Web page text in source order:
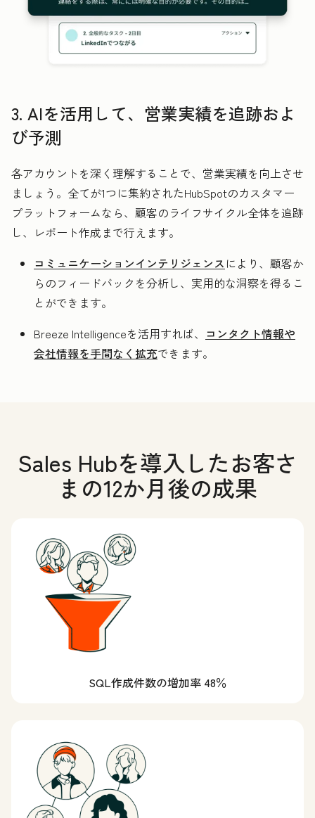
3. AIを活用して、営業実績を追跡およ
び予測
各アカウントを深く理解することで、営業実績を向上させ
ましょう。全てが1つに集約されたHubSpotのカスタマー
プラットフォームなら、顧客のライフサイクル全体を追跡
し、レポート作成まで行えます。
コミュニケーションインテリジェンス により、顧客か
らのフィードバックを分析し、実用的な洞察を得るこ
とができます。
Breeze Intelligenceを活用すれば、 コンタクト情報や
会社情報を手間なく拡充できます。
Sales Hubを導入したお客さ
まの12か月後の成果
SQL作成件数の増加率 48％